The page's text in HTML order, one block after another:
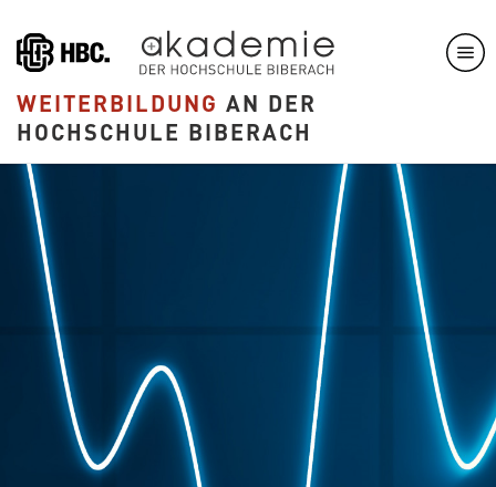
zum
Inhalt
WEITERBILDUNG AN DER
HOCHSCHULE BIBERACH